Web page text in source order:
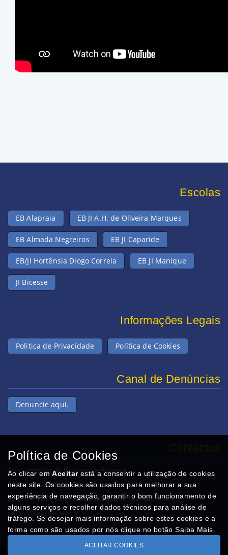
Escolas
EB Alapraia EB JI A.H. de Oliveira Marques
EB Almada Negreiros EB JI Caparide
EB/JI Hortênsia Diogo Correia EB JI Manique
JI Bicesse
Informações Legais
Politica de Privacidade Política de Cookies
Canal de Denúncias
Denuncie aqui.
Agrupamento de Escolas da Alapraia
Alapraia, Cascais
214 674 121 - Chamada para a rede fixa Nacional
geral@alapraia.edu.pt
Política de Cookies
Ao clicar emAceitarestá a consentir a utilização de cookies
neste site. Os cookies são usados para melhorar a sua
experiência de navegação, garantir o bom funcionamento de
alguns serviços e recolher dados técnicos para análise de
tráfego. Se desejar mais informação sobre estes cookies e a
forma como são usados por nós clique no botão Saiba Mais.
ACEITAR COOKIES